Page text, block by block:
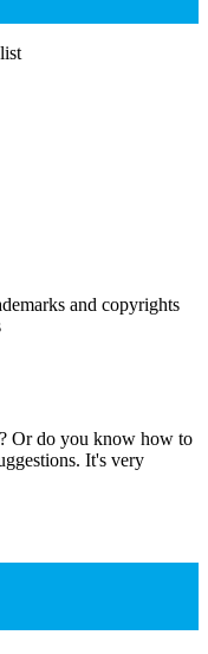
and copyrights
Or do you know how to
It's very